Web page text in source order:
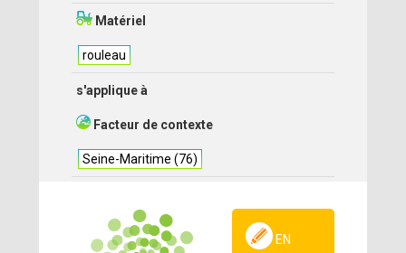
Matériel
rouleau
s'applique à
Facteur de contexte
Seine-Maritime (76)
EN